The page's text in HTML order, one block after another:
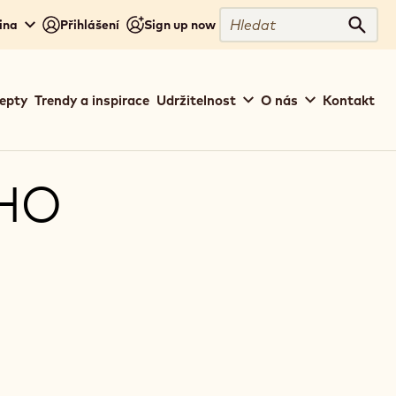
Přihlášení Sign up now
Hledat
Trendy a inspirace Udržitelnost O nás Kontakt